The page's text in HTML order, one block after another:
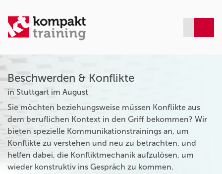
Beschwerden & Konflikte
in Stuttgart im August
Sie möchten beziehungsweise müssen Konflikte aus
dem beruflichen Kontext in den Griff bekommen? Wir
bieten spezielle Kommunikationstrainings an, um
Konflikte zu verstehen und neu zu betrachten, und
helfen dabei, die Konfliktmechanik aufzulösen, um
wieder konstruktiv ins Gespräch zu kommen.